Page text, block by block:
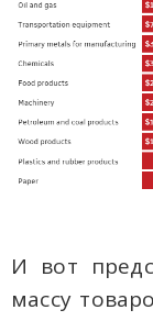
И вот
массу